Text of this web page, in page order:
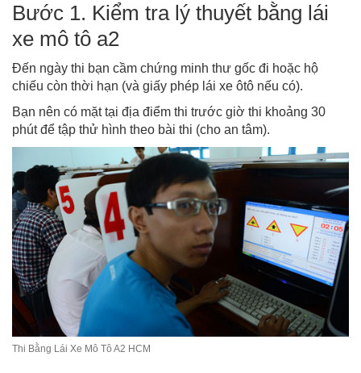
Bước 1. Kiểm tra lý thuyết bằng lái
xe mô tô a2
Đến ngày thi bạn cầm chứng minh thư gốc đi hoặc hộ
chiếu còn thời hạn (và giấy phép lái xe ôtô nếu có).
Bạn nên có mặt tại địa điểm thi trước giờ thi khoảng 30
phút để tập thử hình theo bài thi (cho an tâm).
Thi Bằng Lái Xe Mô Tô A2 HCM